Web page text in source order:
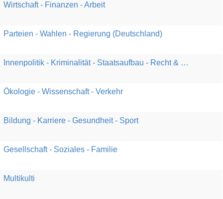
Wirtschaft - Finanzen - Arbeit
Parteien - Wahlen - Regierung (Deutschland)
Innenpolitik - Kriminalität - Staatsaufbau - Recht & Gesetz
Ökologie - Wissenschaft - Verkehr
Bildung - Karriere - Gesundheit - Sport
Gesellschaft - Soziales - Familie
Multikulti